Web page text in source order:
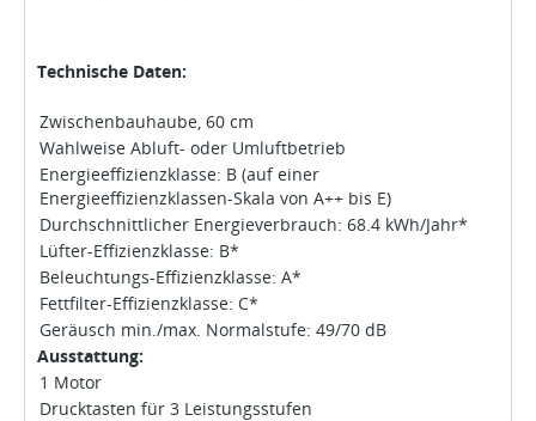
Technische Daten:
Zwischenbauhaube, 60 cm
Wahlweise Abluft- oder Umluftbetrieb
Energieeffizienzklasse: B (auf einer
Energieeffizienzklassen-Skala von A++ bis E)
Durchschnittlicher Energieverbrauch: 68.4 kWh/Jahr*
Lüfter-Effizienzklasse: B*
Beleuchtungs-Effizienzklasse: A*
Fettfilter-Effizienzklasse: C*
Geräusch min./max. Normalstufe: 49/70 dB
Ausstattung:
1 Motor
Drucktasten für 3 Leistungsstufen